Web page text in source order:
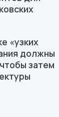
«узких
должны
затем